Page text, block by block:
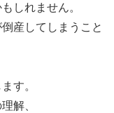
しれません。
産してしまうこと
す。
解、